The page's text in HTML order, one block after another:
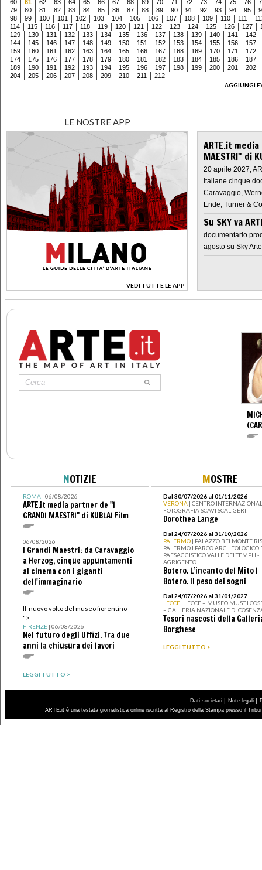
60 61 62 63 64 65 66 67 68 69 70 71 72 73 74 75 76
79
80 81 82 83 84 85 86 87 88 89 90 91 92 93 94 95
98
99 100 101 102 103 104 105 106 107 108 109 110 111
114
115 116 117 118 119 120 121 122 123 124 125 126 127
129
130 131 132 133 134 135 136 137 138 139 140 141
142
144
145 146 147 148 149 150 151 152 153 154 155 156
157
159
160 161 162 163 164 165 166 167 168 169 170 171
172
174
175 176 177 178 179 180 181 182 183 184 185 186
187
189
190 191 192 193 194 195 196 197 198 199 200 201
202
204
205 206 207 208 209 210 211
212
AGGIUNGI
LE NOSTRE APP
VEDI TUTTE LE APP
>
ARTE.it
MAESTRI" di
20 aprile 2027,
italiane cinque
Caravaggio,
Ende, Turner &
Su SKY va
documentario
agosto su Sky Arte
NOTIZIE
ROMA| 06/08/2026
ARTE.it media partner de "I
GRANDI MAESTRI" di KUBLAI Film
06/08/2026
I Grandi Maestri: da Caravaggio
a Herzog, cinque appuntamenti
al cinema con i giganti
dell'immaginario
Il nuovo volto del museo fiorentino
">
FIRENZE| 06/08/2026
Nel futuro degli Uffizi. Tra due
anni la chiusura dei lavori
LEGGI TUTTO >
MOSTRE
Dal 30/07/2026 al 01/11/2026
VERONA | CENTRO
FOTOGRAFIA SCAVI SCALIGERI
Dorothea Lange
Dal 24/07/2026 al 31/10/2026
PALERMO | PALAZZO BELMONTE
PALERMO I PARCO ARCHEOLOGICO
PAESAGGISTICO VALLE DEI TEMPLI -
AGRIGENTO
Botero. L’incanto del Mito I
Botero. Il peso dei sogni
Dal 24/07/2026 al 31/01/2027
LECCE | LECCE – MUSEO MUST I
– GALLERIA NAZIONALE DI
Tesori nascosti della
Borghese
LEGGI TUTTO >
Dati societari | Note legali |
ARTE.it è una testata giornalistica online iscritta al Registro della Stampa presso il